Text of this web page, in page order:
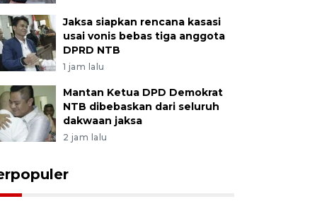
Jaksa siapkan rencana kasasi
usai vonis bebas tiga anggota
DPRD NTB
1 jam lalu
Mantan Ketua DPD Demokrat
NTB dibebaskan dari seluruh
dakwaan jaksa
2 jam lalu